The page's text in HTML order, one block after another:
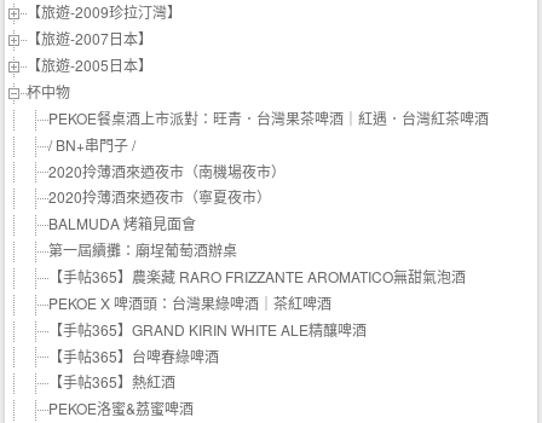
【旅遊-2009珍拉汀灣】
【旅遊-2007日本】
【旅遊-2005日本】
杯中物
PEKOE餐桌酒上市派對：旺青．台灣果茶啤酒｜紅遇．台灣紅茶啤酒
/ BN+串門子 /
2020拎薄酒來迺夜市（南機場夜市）
2020拎薄酒來迺夜市（寧夏夜市）
BALMUDA 烤箱見面會
第一屆續攤：廟埕葡萄酒辦桌
【手帖365】農楽藏 RARO FRIZZANTE AROMATICO無甜氣泡酒
PEKOE X 啤酒頭：台灣果綠啤酒｜茶紅啤酒
【手帖365】GRAND KIRIN WHITE ALE精釀啤酒
【手帖365】台啤春綠啤酒
【手帖365】熱紅酒
PEKOE洛蜜&荔蜜啤酒